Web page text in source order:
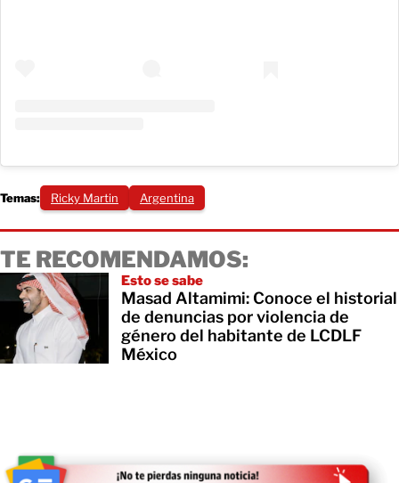
Temas: Ricky Martin Argentina
TE RECOMENDAMOS:
Esto se sabe
Masad Altamimi: Conoce el historial
de denuncias por violencia de
género del habitante de LCDLF
México